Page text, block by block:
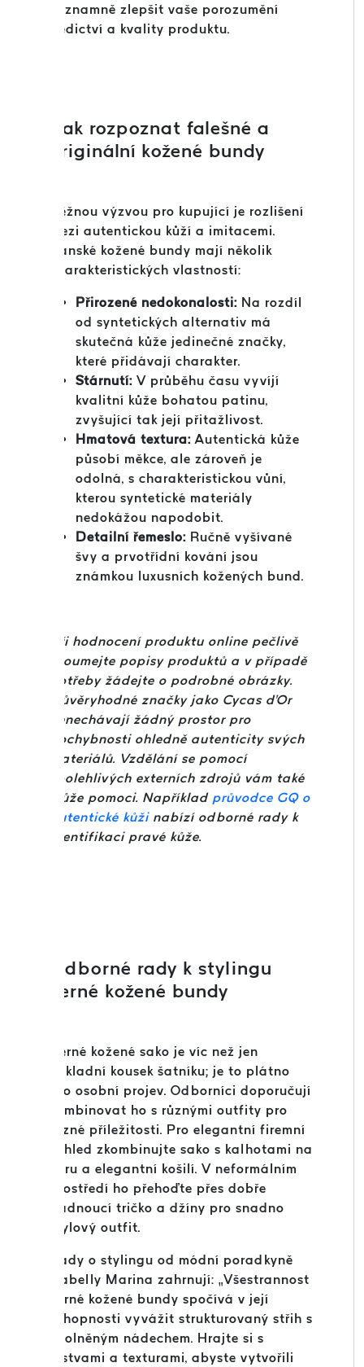
významně zlepšit vaše porozumění
dědictví a kvality produktu.
Jak rozpoznat falešné a
originální kožené bundy
Běžnou výzvou pro kupující je rozlišení
mezi autentickou kůží a imitacemi.
Pánské kožené bundy mají několik
charakteristických vlastností:
Přirozené nedokonalosti: Na rozdíl
od syntetických alternativ má
skutečná kůže jedinečné značky,
které přidávají charakter.
Stárnutí: V průběhu času vyvíjí
kvalitní kůže bohatou patinu,
zvyšující tak její přitažlivost.
Hmatová textura: Autentická kůže
působí měkce, ale zároveň je
odolná, s charakteristickou vůní,
kterou syntetické materiály
nedokážou napodobit.
Detailní řemeslo: Ručně vyšívané
švy a prvotřídní kování jsou
známkou luxusních kožených bund.
Při hodnocení produktu online pečlivě
zkoumejte popisy produktů a v případě
potřeby žádejte o podrobné obrázky.
Důvěryhodné značky jako Cycas d'Or
nenechávají žádný prostor pro
pochybnosti ohledně autenticity svých
materiálů. Vzdělání se pomocí
spolehlivých externích zdrojů vám také
může pomoci. Například průvodce GQ o
autentické kůžinabízí odborné rady k
identifikaci pravé kůže.
Odborné rady k stylingu
černé kožené bundy
Černé kožené sako je víc než jen
základní kousek šatníku; je to plátno
pro osobní projev. Odborníci doporučují
kombinovat ho s různými outfity pro
různé příležitosti. Pro elegantní firemní
vzhled zkombinujte sako s kalhotami na
míru a elegantní košilí. V neformálním
prostředí ho přehoďte přes dobře
padnoucí tričko a džíny pro snadno
stylový outfit.
Rady o stylingu od módní poradkyně
Isabelly Marina zahrnují: „Všestrannost
černé kožené bundy spočívá v její
schopnosti vyvážit strukturovaný střih s
uvolněným nádechem. Hrajte si s
vrstvami a texturami, abyste vytvořili